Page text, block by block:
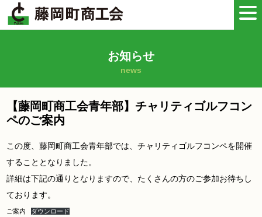
お知らせ
news
【藤岡町商工会青年部】チャリティゴルフコン
ペのご案内
この度、藤岡町商工会青年部では、チャリティゴルフコンペを開催
することとなりました。
詳細は下記の通りとなりますので、たくさんの方のご参加お待ちし
ております。
ご案内 ダウンロード